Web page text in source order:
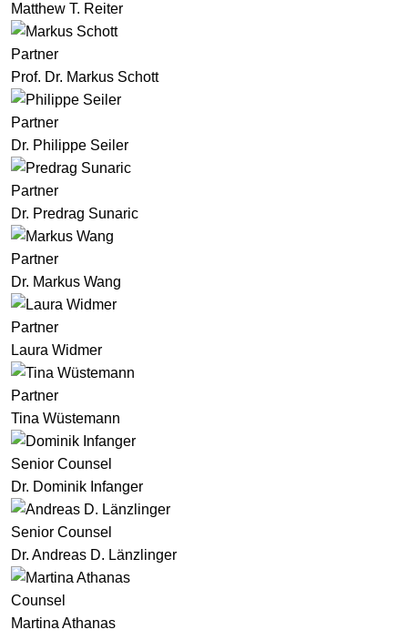
Matthew T. Reiter
Partner
Prof. Dr. Markus Schott
Partner
Dr. Philippe Seiler
Partner
Dr. Predrag Sunaric
Partner
Dr. Markus Wang
Partner
Laura Widmer
Partner
Tina Wüstemann
Senior Counsel
Dr. Dominik Infanger
Senior Counsel
Dr. Andreas D. Länzlinger
Counsel
Martina Athanas